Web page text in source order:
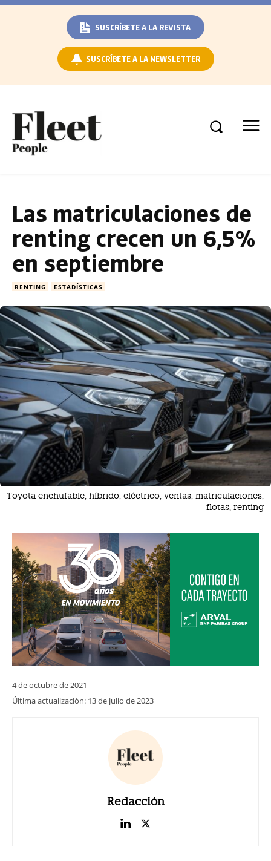
SUSCRÍBETE A LA REVISTA
SUSCRÍBETE A LA NEWSLETTER
Las matriculaciones de
renting crecen un 6,5%
en septiembre
RENTING ESTADÍSTICAS
Toyota enchufable, híbrido, eléctrico, ventas, matriculaciones,
flotas, renting
4 de octubre de 2021
Última actualización: 13 de julio de 2023
Redacción